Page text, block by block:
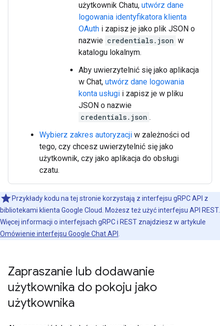
użytkownik Chatu, utwórz dane
logowania identyfikatora klienta
OAuth i zapisz je jako plik JSON o
nazwie credentials.json w
katalogu lokalnym.
Aby uwierzytelnić się jako aplikacja
w Chat, utwórz dane logowania
konta usługi i zapisz je w pliku
JSON o nazwie
credentials.json .
Wybierz zakres autoryzacji w zależności od
tego, czy chcesz uwierzytelnić się jako
użytkownik, czy jako aplikacja do obsługi
czatu.
Przykłady kodu na tej stronie korzystają z interfejsu gRPC API z
bibliotekami klienta Google Cloud. Możesz też użyć interfejsu API REST.
Więcej informacji o interfejsach gRPC i REST znajdziesz w artykule
Omówienie interfejsu Google Chat API
Zapraszanie lub dodawanie
użytkownika do pokoju jako
użytkownika